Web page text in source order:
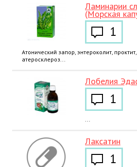
Ламинарии
(Морская
1
Атонический запор, энтероколит,
атеросклероз...
Лобелия
1
...
Лаксатин
1